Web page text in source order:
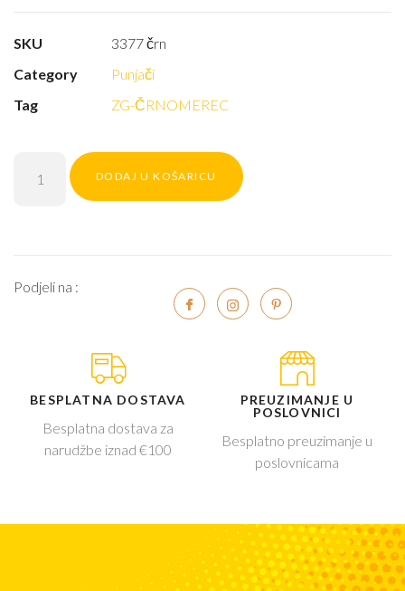
SKU
3377 črn
Category
Punjači
Tag
ZG-ČRNOMEREC
DODAJ U KOŠARICU
Podjeli na :
BESPLATNA DOSTAVA
Besplatna dostava za
narudžbe iznad €100
PREUZIMANJE U
POSLOVNICI
Besplatno preuzimanje u
poslovnicama